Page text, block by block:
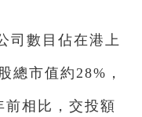
司數目佔在港上
總市值約28%，
前相比，交投額